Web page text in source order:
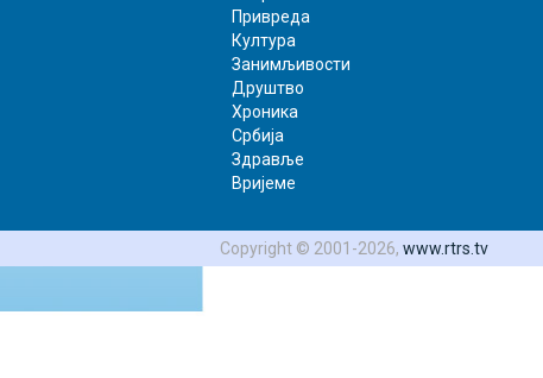
Привреда
Култура
Занимљивости
Друштво
Хроника
Србија
Здравље
Вријеме
Copyright © 2001-2026, www.rtrs.tv